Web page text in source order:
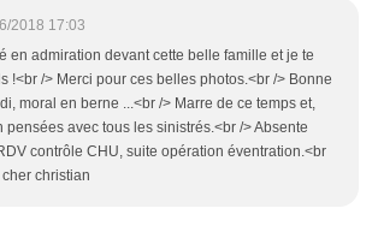
2018 17:03
en admiration devant cette belle famille et je te
!<br /> Merci pour ces belles photos.<br /> Bonne
moral en berne ...<br /> Marre de ce temps et,
pensées avec tous les sinistrés.<br /> Absente
contrôle CHU, suite opération éventration.<br
christian